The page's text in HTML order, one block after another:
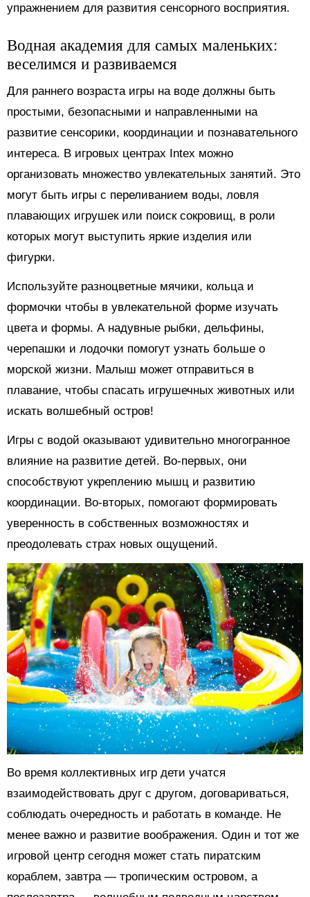
упражнением для развития сенсорного восприятия.
Водная академия для самых маленьких:
веселимся и развиваемся
Для раннего возраста игры на воде должны быть
простыми, безопасными и направленными на
развитие сенсорики, координации и познавательного
интереса. В игровых центрах Intex можно
организовать множество увлекательных занятий. Это
могут быть игры с переливанием воды, ловля
плавающих игрушек или поиск сокровищ, в роли
которых могут выступить яркие изделия или
фигурки.
Используйте разноцветные мячики, кольца и
формочки чтобы в увлекательной форме изучать
цвета и формы. А надувные рыбки, дельфины,
черепашки и лодочки помогут узнать больше о
морской жизни. Малыш может отправиться в
плавание, чтобы спасать игрушечных животных или
искать волшебный остров!
Игры с водой оказывают удивительно многогранное
влияние на развитие детей. Во-первых, они
способствуют укреплению мышц и развитию
координации. Во-вторых, помогают формировать
уверенность в собственных возможностях и
преодолевать страх новых ощущений.
Во время коллективных игр дети учатся
взаимодействовать друг с другом, договариваться,
соблюдать очередность и работать в команде. Не
менее важно и развитие воображения. Один и тот же
игровой центр сегодня может стать пиратским
кораблем, завтра — тропическим островом, а